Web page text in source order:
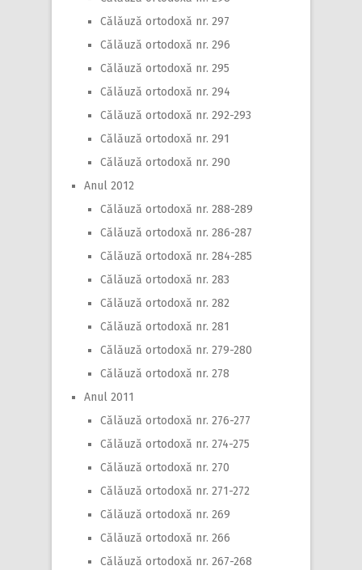
Călăuză ortodoxă nr. 297
Călăuză ortodoxă nr. 296
Călăuză ortodoxă nr. 295
Călăuză ortodoxă nr. 294
Călăuză ortodoxă nr. 292-293
Călăuză ortodoxă nr. 291
Călăuză ortodoxă nr. 290
Anul 2012
Călăuză ortodoxă nr. 288-289
Călăuză ortodoxă nr. 286-287
Călăuză ortodoxă nr. 284-285
Călăuză ortodoxă nr. 283
Călăuză ortodoxă nr. 282
Călăuză ortodoxă nr. 281
Călăuză ortodoxă nr. 279-280
Călăuză ortodoxă nr. 278
Anul 2011
Călăuză ortodoxă nr. 276-277
Călăuză ortodoxă nr. 274-275
Călăuză ortodoxă nr. 270
Călăuză ortodoxă nr. 271-272
Călăuză ortodoxă nr. 269
Călăuză ortodoxă nr. 266
Călăuză ortodoxă nr. 267-268